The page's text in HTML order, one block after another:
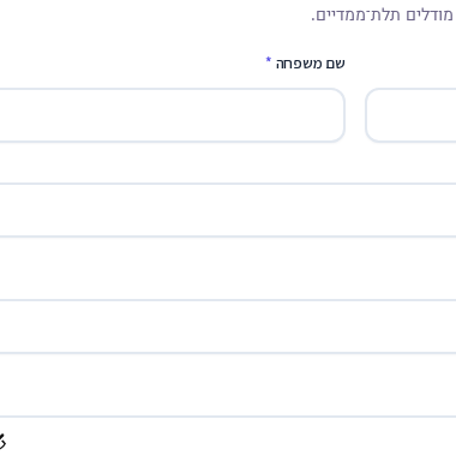
תלת־ממדיים.
שם משפחה *